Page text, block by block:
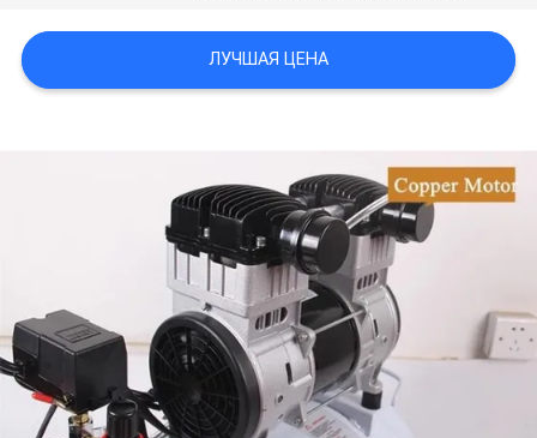
ЗАПРОСИТЬ
РАСЦЕНКИ
POLICY
ЛУЧШАЯ ЦЕНА